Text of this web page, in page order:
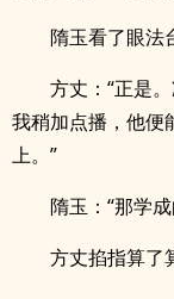
隋玉看了眼法
方丈：“正是
我稍加点播，他便
上。”
隋玉：“那学
方丈掐指算了